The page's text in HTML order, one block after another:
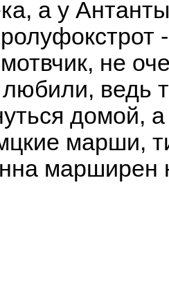
а у
не
ведь
домой,
марши,
марширен